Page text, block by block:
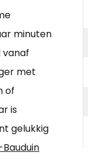
minuten
vanaf
met
of
is
gelukkig